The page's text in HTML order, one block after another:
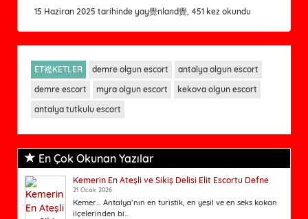
15 Haziran 2025 tarihinde yay覺nland覺, 451 kez okundu
ET襤KETLER demre olgun escort
antalya olgun escort
demre escort
myra olgun escort
kekova olgun escort
antalya tutkulu escort
En Çok Okunan Yazılar
Kemerin En Ateşli ve Sikiş Delisi Elit Escortu Defne
21 Ocak 2026
Kemer… Antalya’nın en turistik, en yeşil ve en seks kokan
ilçelerinden bi...